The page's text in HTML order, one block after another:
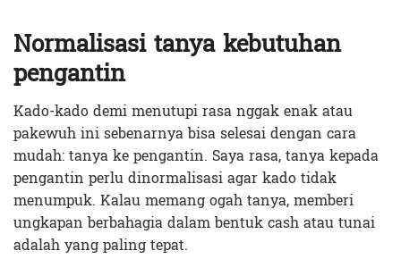
Normalisasi tanya kebutuhan
pengantin
Kado-kado demi menutupi rasa nggak enak atau
pakewuh ini sebenarnya bisa selesai dengan cara
mudah: tanya ke pengantin. Saya rasa, tanya kepada
pengantin perlu dinormalisasi agar kado tidak
menumpuk. Kalau memang ogah tanya, memberi
ungkapan berbahagia dalam bentuk cash atau tunai
adalah yang paling tepat.